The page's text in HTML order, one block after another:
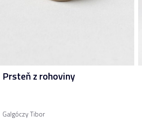
Prsteň z rohoviny
Galgóczy Tibor